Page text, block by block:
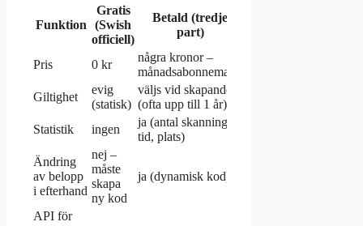
Funktion
Gratis
(Swish
officiell)
Betald (tredje
part)
Pris 0 kr
några kronor –
månadsabonnemang
Giltighet
evig
(statisk)
väljs vid skapande
(ofta upp till 1 år)
Statistik
ingen
ja (antal skanningar,
tid, plats)
Ändring
av belopp
i efterhand
nej –
måste
skapa
ny kod
ja (dynamisk kod)
API för